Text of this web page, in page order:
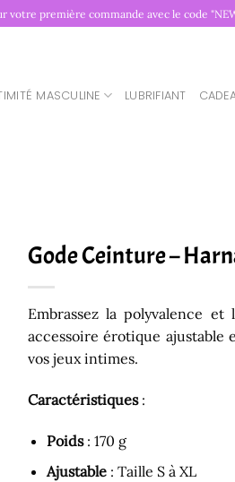
votre première commande avec le code
MASCULINE LUBRIFIANT
Gode Ceinture –
Embrassez la polyvalence
accessoire érotique
vos jeux intimes.
Caractéristiques:
Poids: 170 g
Ajustable: Taille S à XL